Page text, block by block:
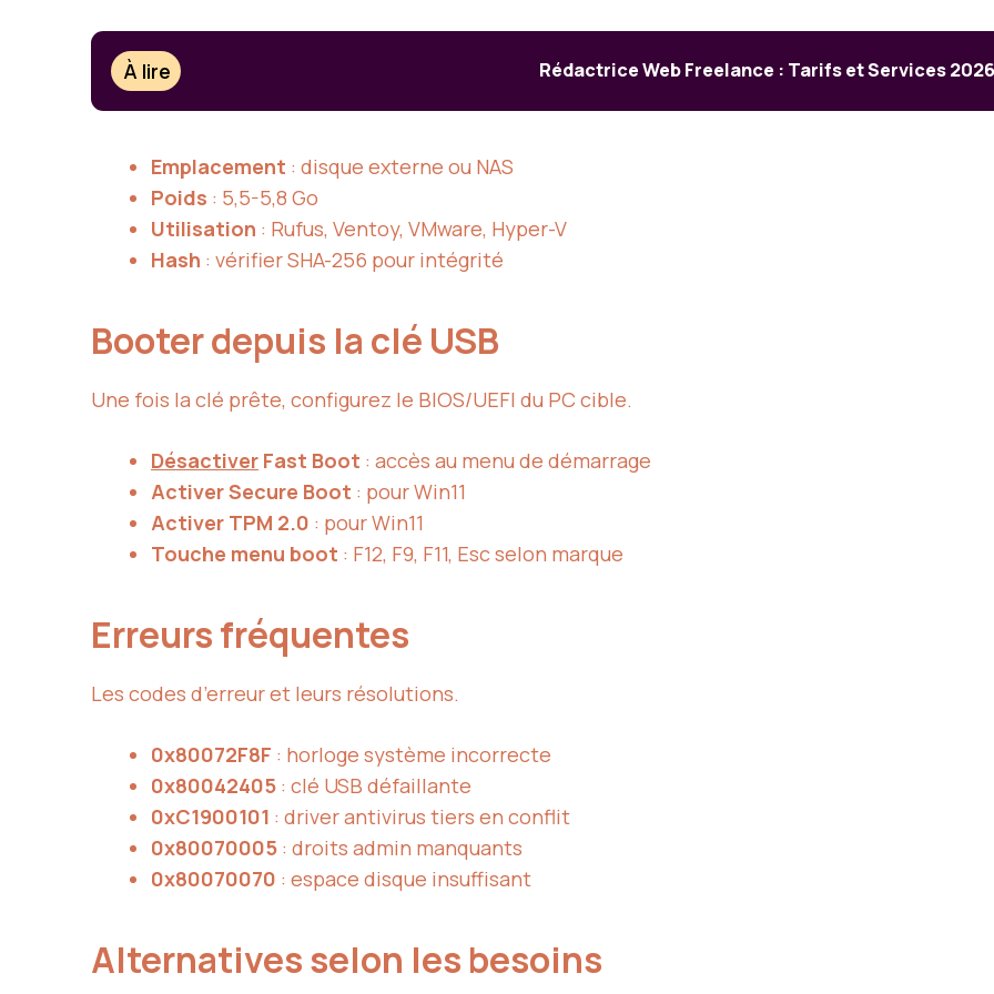
À lire Rédactrice Web Freelance : Tarifs et Services
Emplacement : disque externe ou NAS
Poids : 5,5-5,8 Go
Utilisation : Rufus, Ventoy, VMware, Hyper-V
Hash : vérifier SHA-256 pour intégrité
Booter depuis la clé USB
Une fois la clé prête, configurez le BIOS/UEFI du PC cible.
Désactiver Fast Boot : accès au menu de démarrage
Activer Secure Boot : pour Win11
Activer TPM 2.0 : pour Win11
Touche menu boot : F12, F9, F11, Esc selon marque
Erreurs fréquentes
Les codes d’erreur et leurs résolutions.
0x80072F8F : horloge système incorrecte
0x80042405 : clé USB défaillante
0xC1900101 : driver antivirus tiers en conflit
0x80070005 : droits admin manquants
0x80070070 : espace disque insuffisant
Alternatives selon les besoins